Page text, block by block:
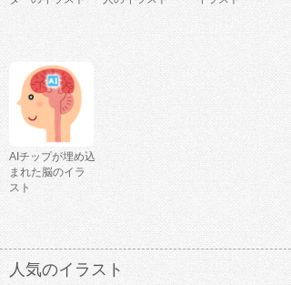
AIチップが埋め込
まれた脳のイラ
スト
人気のイラスト